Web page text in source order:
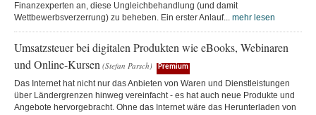
Finanzexperten an, diese Ungleichbehandlung (und damit
Wettbewerbsverzerrung) zu beheben. Ein erster Anlauf... mehr lesen
Umsatzsteuer bei digitalen Produkten wie eBooks, Webinaren
und Online-Kursen (Stefan Parsch) Premium
Das Internet hat nicht nur das Anbieten von Waren und Dienstleistungen
über Ländergrenzen hinweg vereinfacht - es hat auch neue Produkte und
Angebote hervorgebracht. Ohne das Internet wäre das Herunterladen von